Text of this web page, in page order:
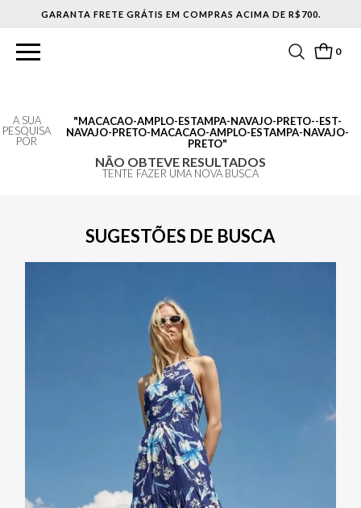
GARANTA FRETE GRÁTIS EM COMPRAS ACIMA DE R$700.
0
A SUA
PESQUISA
POR
MACACAO-AMPLO-ESTAMPA-NAVAJO-PRETO--EST-
NAVAJO-PRETO-MACACAO-AMPLO-ESTAMPA-NAVAJO-
PRETO
NÃO OBTEVE RESULTADOS
TENTE FAZER UMA NOVA BUSCA
SUGESTÕES DE BUSCA